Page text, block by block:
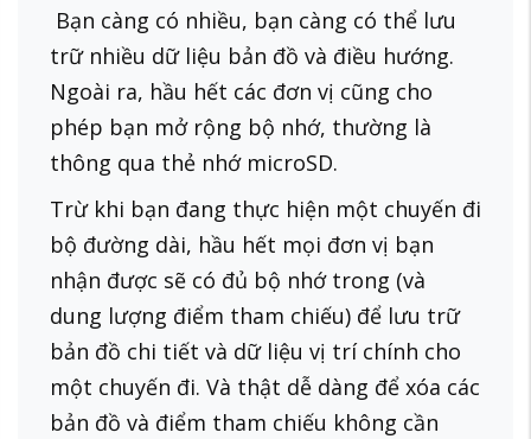
Bạn càng có nhiều, bạn càng có thể lưu
trữ nhiều dữ liệu bản đồ và điều hướng.
Ngoài ra, hầu hết các đơn vị cũng cho
phép bạn mở rộng bộ nhớ, thường là
thông qua thẻ nhớ microSD.
Trừ khi bạn đang thực hiện một chuyến đi
bộ đường dài, hầu hết mọi đơn vị bạn
nhận được sẽ có đủ bộ nhớ trong (và
dung lượng điểm tham chiếu) để lưu trữ
bản đồ chi tiết và dữ liệu vị trí chính cho
một chuyến đi. Và thật dễ dàng để xóa các
bản đồ và điểm tham chiếu không cần